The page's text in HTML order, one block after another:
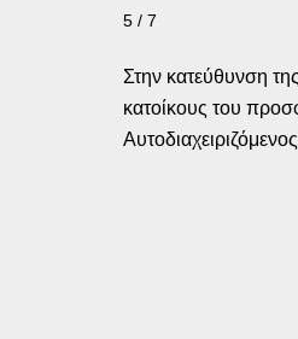
5 / 7
Στην κατεύθυνση
κατοίκους του